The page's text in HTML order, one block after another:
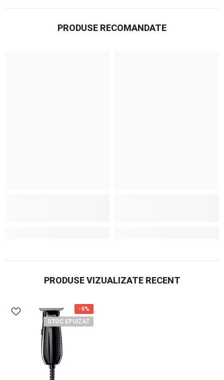
PRODUSE RECOMANDATE
PRODUSE VIZUALIZATE RECENT
-9%
STOC EPUIZAT